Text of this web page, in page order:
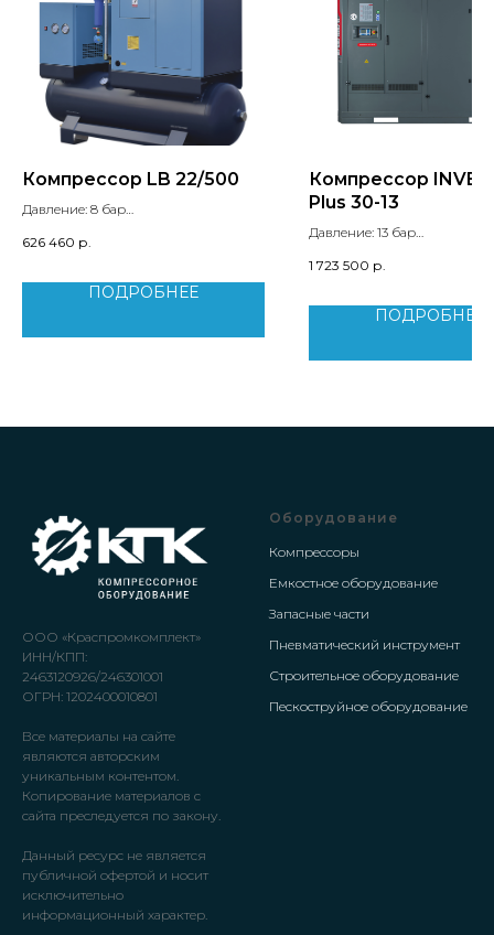
Компрессор LB 22/500
Давление: 8 бар
Мощность двигателя: 22 кВт
626 460 р.
ПОДРОБНЕЕ
Компрессор
Plus 30-13
Давление: 13 бар
Мощность двигателя: 30 кВт
1 723 500 р.
ПОДРОБНЕЕ
ООО «Краспромкомплект»
ИНН/КПП:
2463120926/246301001
ОГРН: 1202400010801
Все материалы на сайте
являются авторским
уникальным контентом.
Копирование материалов с
сайта преследуется по закону.
Данный ресурс не является
публичной офертой и носит
исключительно
информационный характер.
Оборудование
Компрессоры
Емкостное оборудование
Запасные части
Пневматический инструмент
Строительное оборудование
Пескоструйное оборудование